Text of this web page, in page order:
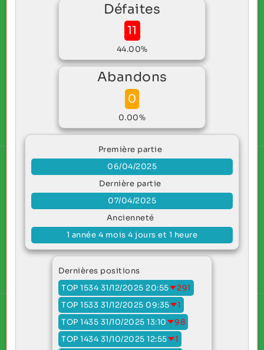
Défaites
11
44.00%
Abandons
0
0.00%
Première partie
06/04/2025
Dernière partie
07/04/2025
Ancienneté
1 année 4 mois 4 jours et 1 heure
Dernières positions
TOP 1534 31/12/2025 20:55
291
TOP 1533 31/12/2025 09:35
1
TOP 1435 31/10/2025 13:10
98
TOP 1434 31/10/2025 12:55
1